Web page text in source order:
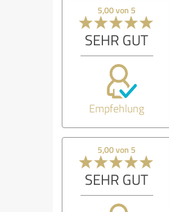
5,00 von 5
SEHR GUT
Empfehlung
5,00 von 5
SEHR GUT